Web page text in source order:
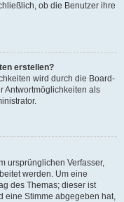
ob die Benutzer ihre
erstellen?
wird durch die Board-
Antwortmöglichkeiten als
ursprünglichen Verfasser,
werden. Um eine
des Themas; dieser ist
eine Stimme abgegeben hat,